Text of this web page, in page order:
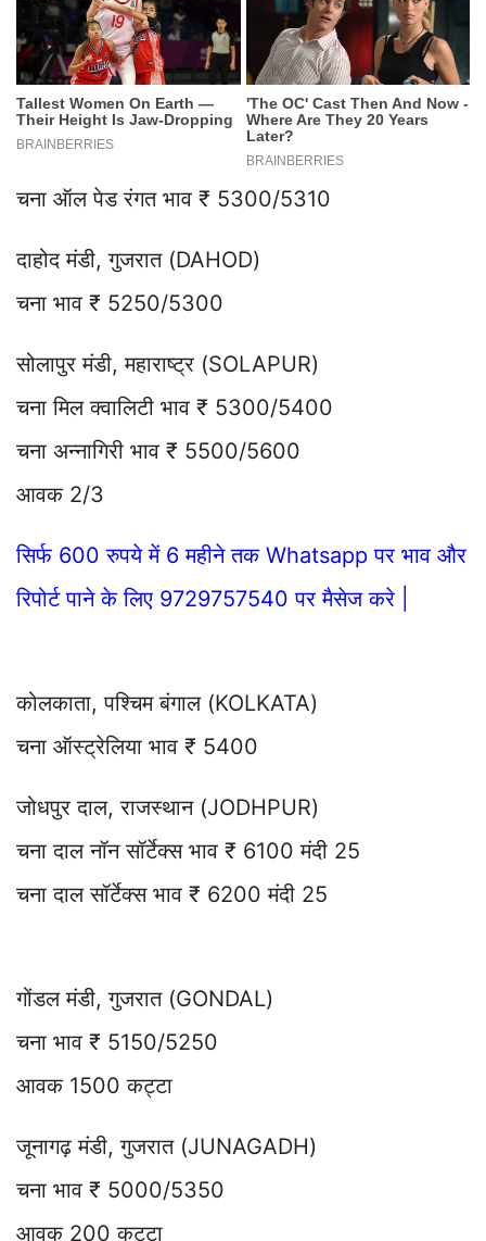
चना ऑल पेड रंगत भाव ₹ 5300/5310
दाहोद मंडी, गुजरात (DAHOD)
चना भाव ₹ 5250/5300
सोलापुर मंडी, महाराष्ट्र (SOLAPUR)
चना मिल क्वालिटी भाव ₹ 5300/5400
चना अन्नागिरी भाव ₹ 5500/5600
आवक 2/3
सिर्फ 600 रुपये में 6 महीने तक Whatsapp पर भाव और
रिपोर्ट पाने के लिए 9729757540 पर मैसेज करे |
कोलकाता, पश्चिम बंगाल (KOLKATA)
चना ऑस्ट्रेलिया भाव ₹ 5400
जोधपुर दाल, राजस्थान (JODHPUR)
चना दाल नॉन सॉर्टेक्स भाव ₹ 6100 मंदी 25
चना दाल सॉर्टेक्स भाव ₹ 6200 मंदी 25
गोंडल मंडी, गुजरात (GONDAL)
चना भाव ₹ 5150/5250
आवक 1500 कट्टा
जूनागढ़ मंडी, गुजरात (JUNAGADH)
चना भाव ₹ 5000/5350
आवक 200 कट्टा